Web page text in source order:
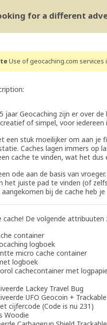
for a different
Use of geocaching.com
jaar Geocaching zijn er over
of simpel, voor iedereen
een stuk moeilijker om aan je
Caches lagen immers op
cache te vinden, wat het
ode aan de basis van
het juiste pad te vinden (of
aangekomen bij de cache heb
cache! De volgende attribuuten
container
logboek
micro cache container
logboek
cachecontainer met
Lackey Travel Bug
UFO Geocoin + Trackable
cijfercode (Code is nu 231)
Woodie